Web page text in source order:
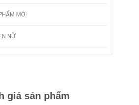
MỚI
NỮ
giá sản phẩm